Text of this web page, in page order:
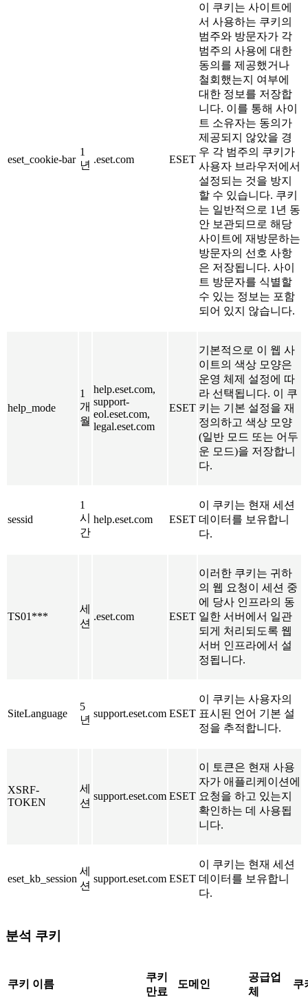
eset_cookie-bar
1
년 .eset.com ESET
이 쿠키는 사이트에
서 사용하는 쿠키의
범주와 방문자가 각
범주의 사용에 대한
동의를 제공했거나
철회했는지 여부에
대한 정보를 저장합
니다. 이를 통해 사이
트 소유자는 동의가
제공되지 않았을 경
우 각 범주의 쿠키가
사용자 브라우저에서
설정되는 것을 방지
할 수 있습니다. 쿠키
는 일반적으로 1년 동
안 보관되므로 해당
사이트에 재방문하는
방문자의 선호 사항
은 저장됩니다. 사이
트 방문자를 식별할
수 있는 정보는 포함
되어 있지 않습니다.
help_mode
1
개
월
help.eset.com,
support-
eol.eset.com,
legal.eset.com
ESET
기본적으로 이 웹 사
이트의 색상 모양은
운영 체제 설정에 따
라 선택됩니다. 이 쿠
키는 기본 설정을 재
정의하고 색상 모양
(일반 모드 또는 어두
운 모드)을 저장합니
다.
sessid
1
시
간
help.eset.com ESET
이 쿠키는 현재 세션
데이터를 보유합니
다.
TS01***
세
션
.eset.com ESET
이러한 쿠키는 귀하
의 웹 요청이 세션 중
에 당사 인프라의 동
일한 서버에서 일관
되게 처리되도록 웹
서버 인프라에서 설
정됩니다.
SiteLanguage
5
년
support.eset.com ESET
이 쿠키는 사용자의
표시된 언어 기본 설
정을 추적합니다.
XSRF-
TOKEN
세
션
support.eset.com ESET
이 토큰은 현재 사용
자가 애플리케이션에
요청을 하고 있는지
확인하는 데 사용됩
니다.
eset_kb_session
세
션
support.eset.com ESET
이 쿠키는 현재 세션
데이터를 보유합니
다.
분석 쿠키
쿠키 이름
쿠키
만료
도메인
공급업
체
쿠